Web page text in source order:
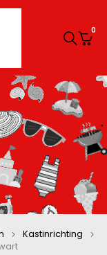
0
Kastinrichting